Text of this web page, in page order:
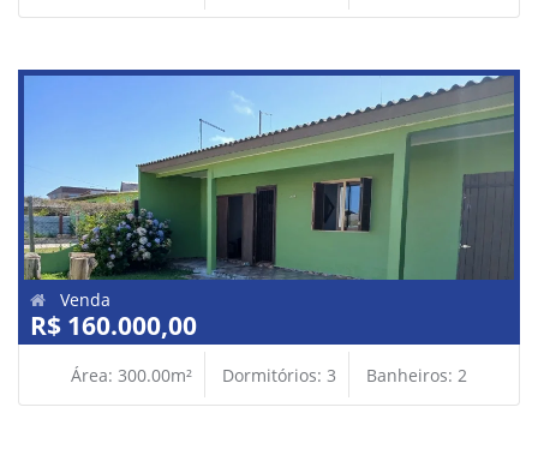
Venda
R$ 160.000,00
Área: 300.00m² Dormitórios: 3 Banheiros: 2